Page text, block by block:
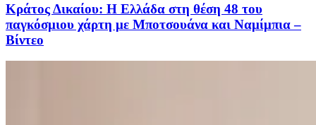
Κράτος Δικαίου: Η Ελλάδα στη θέση 48 του
παγκόσμιου χάρτη με Μποτσουάνα και Ναμίμπια –
Βίντεο